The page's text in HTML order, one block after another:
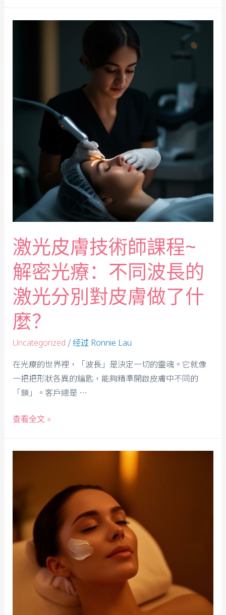
激光皮膚技術師課程~
解密光療：不同波長的
激光分別對皮膚做了什
麼？
Uncategorized / 经过 Ronnie Lau
在光療的世界裡，「波長」是決定一切的靈魂。它就像
一把把形狀各異的鑰匙，能夠精準開啟皮膚中不同的
「鎖」。客戶總是 …
查看全文 »